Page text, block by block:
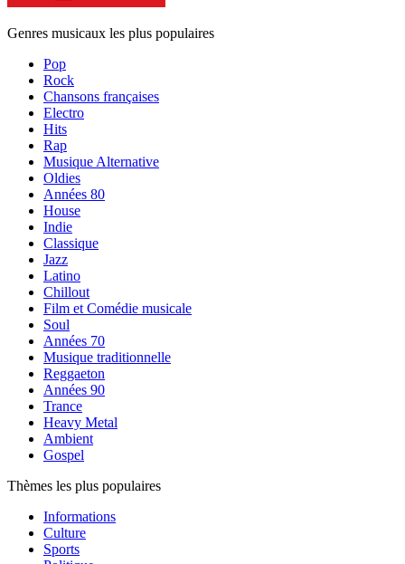
Genres musicaux les plus populaires
Pop
Rock
Chansons françaises
Electro
Hits
Rap
Musique Alternative
Oldies
Années 80
House
Indie
Classique
Jazz
Latino
Chillout
Film et Comédie musicale
Soul
Années 70
Musique traditionnelle
Reggaeton
Années 90
Trance
Heavy Metal
Ambient
Gospel
Thèmes les plus populaires
Informations
Culture
Sports